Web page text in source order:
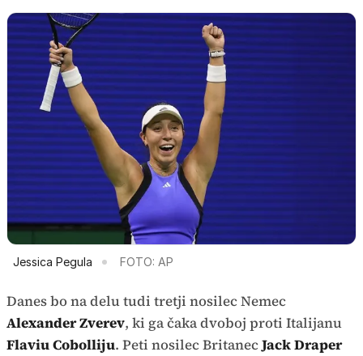
Jessica Pegula FOTO: AP
Danes bo na delu tudi tretji nosilec Nemec
Alexander Zverev, ki ga čaka dvoboj proti Italijanu
Flaviu Cobolliju. Peti nosilec BritanecJack Draper